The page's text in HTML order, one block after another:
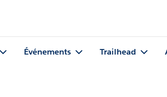
Événements Trailhead